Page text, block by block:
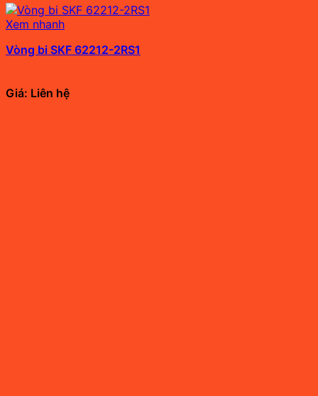
Xem nhanh
Vòng bi SKF 62212-2RS1
Giá: Liên hệ